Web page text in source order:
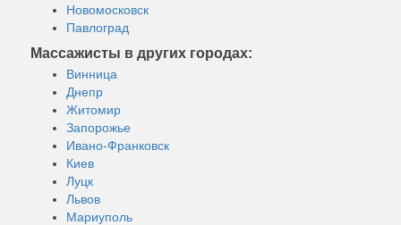
Новомосковск
Павлоград
Массажисты в других городах:
Винница
Днепр
Житомир
Запорожье
Ивано-Франковск
Киев
Луцк
Львов
Мариуполь